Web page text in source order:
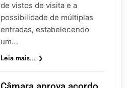
de vistos de visita e a
possibilidade de múltiplas
entradas, estabelecendo
um…
Leia mais...